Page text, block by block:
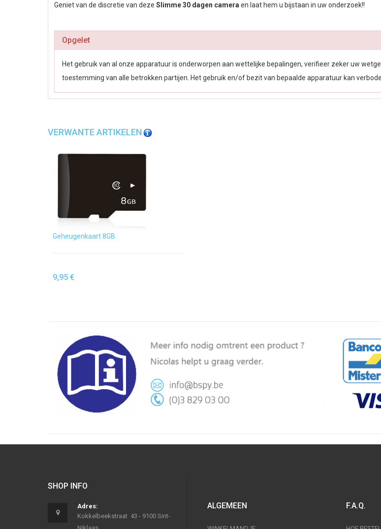
Geniet van de discretie van deze Slimme 30 dagen camera en laat hem u bijstaan in uw onderzoek!!
Opgelet
Het gebruik van al onze apparatuur is onderworpen aan wettelijke bepalingen, verifieer zeker uw
toestemming van alle betrokken partijen. Het gebruik en/of bezit van bepaalde apparatuur kan
VERWANTE ARTIKELEN
Geheugenkaart 8GB
9,95 €
SHOP INFO
Adres:
Kokkelbeekstraat 43 - 9100 Sint-
ALGEMEEN F.A.Q.